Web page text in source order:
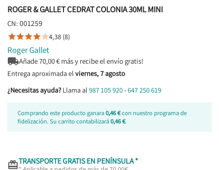
ROGER & GALLET CEDRAT COLONIA 30ML MINI
CN: 001259
4,38 (8)
Roger Gallet
Añade70,00€ más y recibe el envío gratis!
Entrega aproximada el viernes, 7 agosto
¿Necesitas ayuda? Llama al 987 105 920-647 250 619
Comprando este producto ganara0,46 €con nuestro programa de
fidelización. Su carrito contabilizará0,46 €.
TRANSPORTE GRATIS EN PENÍNSULA *